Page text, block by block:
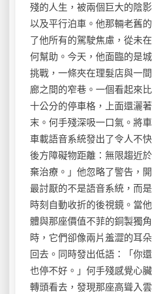
殘的人生，被兩個巨大的陰
以及平行泊車。他那輛老舊
了他所有的駕駛焦慮，從未
何幫助。今天，他面臨的是
挑戰，一條夾在理髮店與一
廊之間的窄巷。一個看起來
十公分的停車格，上面還灑
末。何手殘深吸一口氣。將
車載語音系統發出了令人不
後方障礙物距離：無限趨近
棄治療。」他忽略了警告，
最討厭的不是語音系統，而
時刻自動收折的後視鏡。當
體與那座價值不菲的銅製獨
時，它們卻像兩片羞澀的耳
回去。同時發出低語：「你
也停不好。」何手殘感覺心
轉頭看去，發現那座高聳入